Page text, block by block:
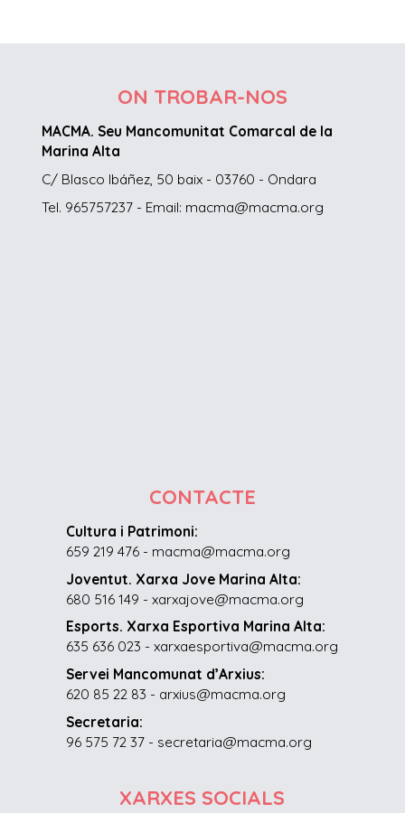
ON TROBAR-NOS
MACMA. Seu Mancomunitat Comarcal de la
Marina Alta
C/ Blasco Ibáñez, 50 baix - 03760 - Ondara
Tel. 965757237 - Email: macma@macma.org
CONTACTE
Cultura i Patrimoni:
659 219 476 - macma@macma.org
Joventut. Xarxa Jove Marina Alta:
680 516 149 - xarxajove@macma.org
Esports. Xarxa Esportiva Marina Alta:
635 636 023 - xarxaesportiva@macma.org
Servei Mancomunat d’Arxius:
620 85 22 83 - arxius@macma.org
Secretaria:
96 575 72 37 - secretaria@macma.org
XARXES SOCIALS